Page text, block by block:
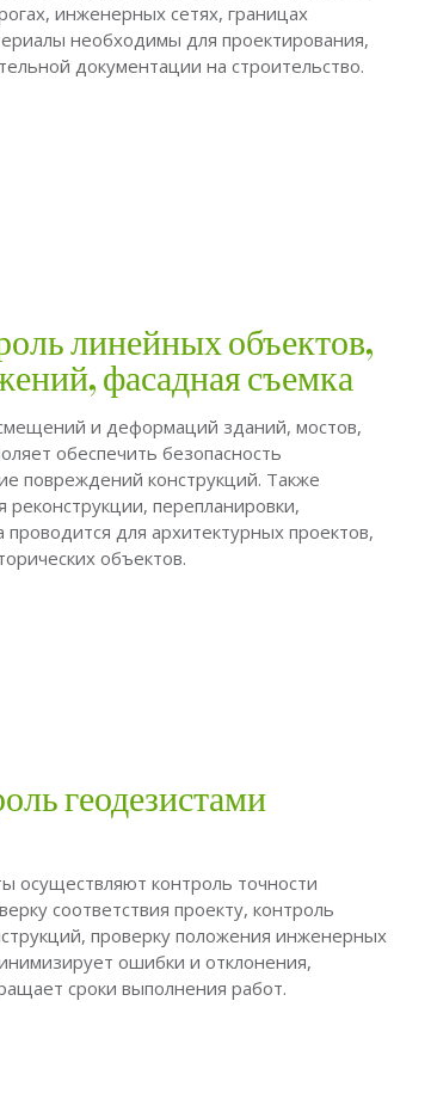
инженерных сетях, границах
необходимы для проектирования,
документации на строительство.
линейных объектов,
фасадная съемка
и деформаций зданий, мостов,
обеспечить безопасность
повреждений конструкций. Также
перепланировки,
проводится для архитектурных проектов,
объектов.
геодезистами
осуществляют контроль точности
соответствия проекту, контроль
проверку положения инженерных
ошибки и отклонения,
сроки выполнения работ.